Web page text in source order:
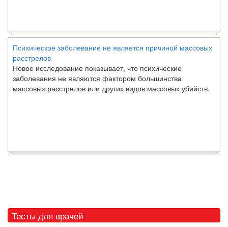
Психическое заболевание не является причиной массовых
расстрелов
Новое исследование показывает, что психические
заболевания не являются фактором большинства
массовых расстрелов или других видов массовых убийств.
Тесты для врачей